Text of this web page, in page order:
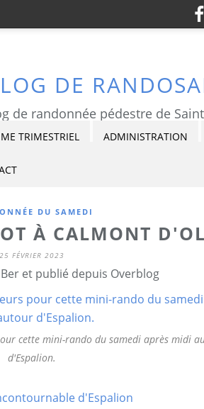
DE
de randonnée pédestre de
TRIMESTRIEL ADMINISTRATION
DU SAMEDI
À CALMONT
25 FÉVRIER 2023
et publié depuis Overblog
cette mini-rando du samedi après midi
d'Espalion.